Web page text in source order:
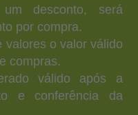
desconto, será
por compra.
valores o valor válido
compras.
válido após a
e conferência da